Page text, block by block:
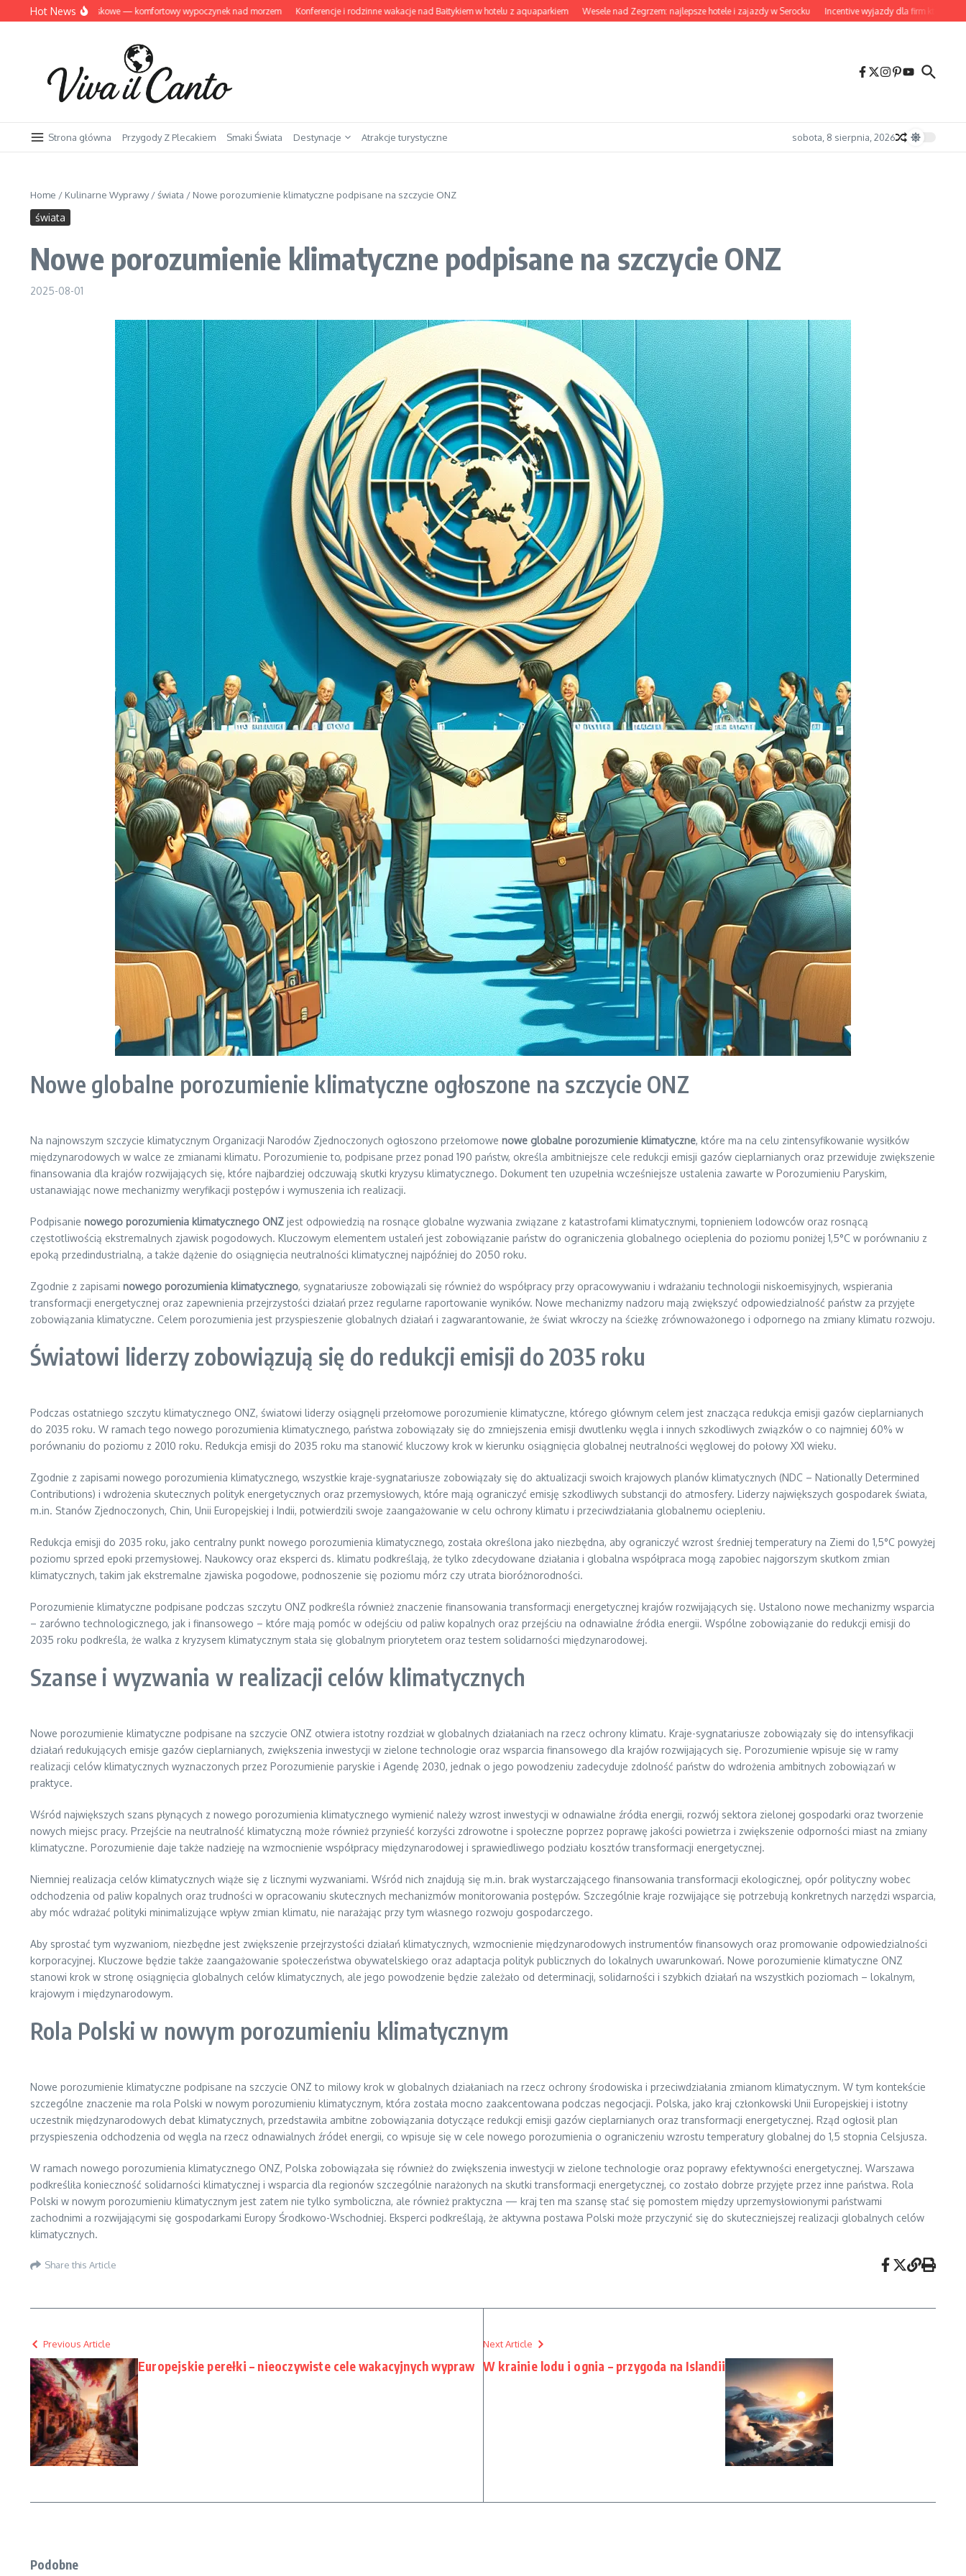
Przejdź do treści
Hot News
domki letniskowe — komfortowy wypoczynek nad morzem Konferencje i rodzinne wakacje nad Bałtykiem w hotelu z aquaparkiem Wesele nad Zegrzem: najlepsze hotele i zajazdy w Serocku Incentive wyjazdy dla firm które naprawdę
Strona główna Przygody Z Plecakiem Smaki Świata Destynacje Atrakcje turystyczne sobota, 8 sierpnia, 2026
Home / Kulinarne Wyprawy/świata / Nowe porozumienie klimatyczne podpisane na szczycie ONZ
świata
Nowe porozumienie klimatyczne podpisane na szczycie ONZ
2025-08-01
Nowe globalne porozumienie klimatyczne ogłoszone na szczycie ONZ
Na najnowszym szczycie klimatycznym Organizacji Narodów Zjednoczonych ogłoszono przełomowe nowe globalne porozumienie klimatyczne, które ma na celu zintensyfikowanie wysiłków
międzynarodowych w walce ze zmianami klimatu. Porozumienie to, podpisane przez ponad 190 państw, określa ambitniejsze cele redukcji emisji gazów cieplarnianych oraz przewiduje zwiększenie
finansowania dla krajów rozwijających się, które najbardziej odczuwają skutki kryzysu klimatycznego. Dokument ten uzupełnia wcześniejsze ustalenia zawarte w Porozumieniu Paryskim,
ustanawiając nowe mechanizmy weryfikacji postępów i wymuszenia ich realizacji.
Podpisanie nowego porozumienia klimatycznego ONZ jest odpowiedzią na rosnące globalne wyzwania związane z katastrofami klimatycznymi, topnieniem lodowców oraz rosnącą
częstotliwością ekstremalnych zjawisk pogodowych. Kluczowym elementem ustaleń jest zobowiązanie państw do ograniczenia globalnego ocieplenia do poziomu poniżej 1,5°C w porównaniu z
epoką przedindustrialną, a także dążenie do osiągnięcia neutralności klimatycznej najpóźniej do 2050 roku.
Zgodnie z zapisami nowego porozumienia klimatycznego, sygnatariusze zobowiązali się również do współpracy przy opracowywaniu i wdrażaniu technologii niskoemisyjnych, wspierania
transformacji energetycznej oraz zapewnienia przejrzystości działań przez regularne raportowanie wyników. Nowe mechanizmy nadzoru mają zwiększyć odpowiedzialność państw za przyjęte
zobowiązania klimatyczne. Celem porozumienia jest przyspieszenie globalnych działań i zagwarantowanie, że świat wkroczy na ścieżkę zrównoważonego i odpornego na zmiany klimatu rozwoju.
Światowi liderzy zobowiązują się do redukcji emisji do 2035 roku
Podczas ostatniego szczytu klimatycznego ONZ, światowi liderzy osiągnęli przełomowe porozumienie klimatyczne, którego głównym celem jest znacząca redukcja emisji gazów cieplarnianych
do 2035 roku. W ramach tego nowego porozumienia klimatycznego, państwa zobowiązały się do zmniejszenia emisji dwutlenku węgla i innych szkodliwych związków o co najmniej 60% w
porównaniu do poziomu z 2010 roku. Redukcja emisji do 2035 roku ma stanowić kluczowy krok w kierunku osiągnięcia globalnej neutralności węglowej do połowy XXI wieku.
Zgodnie z zapisami nowego porozumienia klimatycznego, wszystkie kraje-sygnatariusze zobowiązały się do aktualizacji swoich krajowych planów klimatycznych (NDC – Nationally Determined
Contributions) i wdrożenia skutecznych polityk energetycznych oraz przemysłowych, które mają ograniczyć emisję szkodliwych substancji do atmosfery. Liderzy największych gospodarek świata,
m.in. Stanów Zjednoczonych, Chin, Unii Europejskiej i Indii, potwierdzili swoje zaangażowanie w celu ochrony klimatu i przeciwdziałania globalnemu ociepleniu.
Redukcja emisji do 2035 roku, jako centralny punkt nowego porozumienia klimatycznego, została określona jako niezbędna, aby ograniczyć wzrost średniej temperatury na Ziemi do 1,5°C powyżej
poziomu sprzed epoki przemysłowej. Naukowcy oraz eksperci ds. klimatu podkreślają, że tylko zdecydowane działania i globalna współpraca mogą zapobiec najgorszym skutkom zmian
klimatycznych, takim jak ekstremalne zjawiska pogodowe, podnoszenie się poziomu mórz czy utrata bioróżnorodności.
Porozumienie klimatyczne podpisane podczas szczytu ONZ podkreśla również znaczenie finansowania transformacji energetycznej krajów rozwijających się. Ustalono nowe mechanizmy wsparcia
– zarówno technologicznego, jak i finansowego – które mają pomóc w odejściu od paliw kopalnych oraz przejściu na odnawialne źródła energii. Wspólne zobowiązanie do redukcji emisji do
2035 roku podkreśla, że walka z kryzysem klimatycznym stała się globalnym priorytetem oraz testem solidarności międzynarodowej.
Szanse i wyzwania w realizacji celów klimatycznych
Nowe porozumienie klimatyczne podpisane na szczycie ONZ otwiera istotny rozdział w globalnych działaniach na rzecz ochrony klimatu. Kraje-sygnatariusze zobowiązały się do intensyfikacji
działań redukujących emisje gazów cieplarnianych, zwiększenia inwestycji w zielone technologie oraz wsparcia finansowego dla krajów rozwijających się. Porozumienie wpisuje się w ramy
realizacji celów klimatycznych wyznaczonych przez Porozumienie paryskie i Agendę 2030, jednak o jego powodzeniu zadecyduje zdolność państw do wdrożenia ambitnych zobowiązań w
praktyce.
Wśród największych szans płynących z nowego porozumienia klimatycznego wymienić należy wzrost inwestycji w odnawialne źródła energii, rozwój sektora zielonej gospodarki oraz tworzenie
nowych miejsc pracy. Przejście na neutralność klimatyczną może również przynieść korzyści zdrowotne i społeczne poprzez poprawę jakości powietrza i zwiększenie odporności miast na zmiany
klimatyczne. Porozumienie daje także nadzieję na wzmocnienie współpracy międzynarodowej i sprawiedliwego podziału kosztów transformacji energetycznej.
Niemniej realizacja celów klimatycznych wiąże się z licznymi wyzwaniami. Wśród nich znajdują się m.in. brak wystarczającego finansowania transformacji ekologicznej, opór polityczny wobec
odchodzenia od paliw kopalnych oraz trudności w opracowaniu skutecznych mechanizmów monitorowania postępów. Szczególnie kraje rozwijające się potrzebują konkretnych narzędzi wsparcia,
aby móc wdrażać polityki minimalizujące wpływ zmian klimatu, nie narażając przy tym własnego rozwoju gospodarczego.
Aby sprostać tym wyzwaniom, niezbędne jest zwiększenie przejrzystości działań klimatycznych, wzmocnienie międzynarodowych instrumentów finansowych oraz promowanie odpowiedzialności
korporacyjnej. Kluczowe będzie także zaangażowanie społeczeństwa obywatelskiego oraz adaptacja polityk publicznych do lokalnych uwarunkowań. Nowe porozumienie klimatyczne ONZ
stanowi krok w stronę osiągnięcia globalnych celów klimatycznych, ale jego powodzenie będzie zależało od determinacji, solidarności i szybkich działań na wszystkich poziomach – lokalnym,
krajowym i międzynarodowym.
Rola Polski w nowym porozumieniu klimatycznym
Nowe porozumienie klimatyczne podpisane na szczycie ONZ to milowy krok w globalnych działaniach na rzecz ochrony środowiska i przeciwdziałania zmianom klimatycznym. W tym kontekście
szczególne znaczenie ma rola Polski w nowym porozumieniu klimatycznym, która została mocno zaakcentowana podczas negocjacji. Polska, jako kraj członkowski Unii Europejskiej i istotny
uczestnik międzynarodowych debat klimatycznych, przedstawiła ambitne zobowiązania dotyczące redukcji emisji gazów cieplarnianych oraz transformacji energetycznej. Rząd ogłosił plan
przyspieszenia odchodzenia od węgla na rzecz odnawialnych źródeł energii, co wpisuje się w cele nowego porozumienia o ograniczeniu wzrostu temperatury globalnej do 1,5 stopnia Celsjusza.
W ramach nowego porozumienia klimatycznego ONZ, Polska zobowiązała się również do zwiększenia inwestycji w zielone technologie oraz poprawy efektywności energetycznej. Warszawa
podkreśliła konieczność solidarności klimatycznej i wsparcia dla regionów szczególnie narażonych na skutki transformacji energetycznej, co zostało dobrze przyjęte przez inne państwa. Rola
Polski w nowym porozumieniu klimatycznym jest zatem nie tylko symboliczna, ale również praktyczna — kraj ten ma szansę stać się pomostem między uprzemysłowionymi państwami
zachodnimi a rozwijającymi się gospodarkami Europy Środkowo-Wschodniej. Eksperci podkreślają, że aktywna postawa Polski może przyczynić się do skuteczniejszej realizacji globalnych celów
klimatycznych.
Share this Article
Previous Article
Europejskie perełki – nieoczywiste cele wakacyjnych wypraw
Next Article
W krainie lodu i ognia – przygoda na Islandii
Podobne